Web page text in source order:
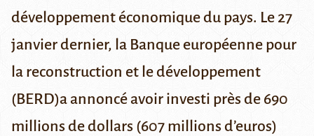
développement économique du pays. Le 27
janvier dernier, la Banque européenne pour
la reconstruction et le développement
(BERD)a annoncé avoir investi près de 690
millions de dollars (607 millions d’euros)